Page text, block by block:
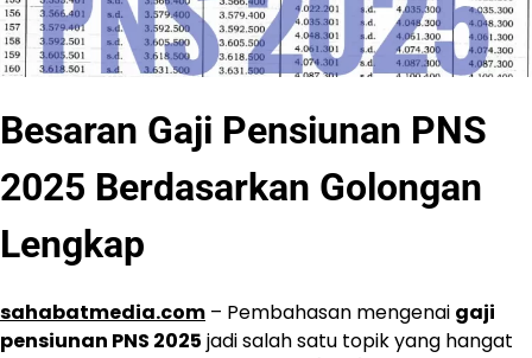
Besaran Gaji Pensiunan PNS
2025 Berdasarkan Golongan
Lengkap
sahabatmedia.com – Pembahasan mengenai gaji
pensiunan PNS 2025 jadi salah satu topik yang hangat